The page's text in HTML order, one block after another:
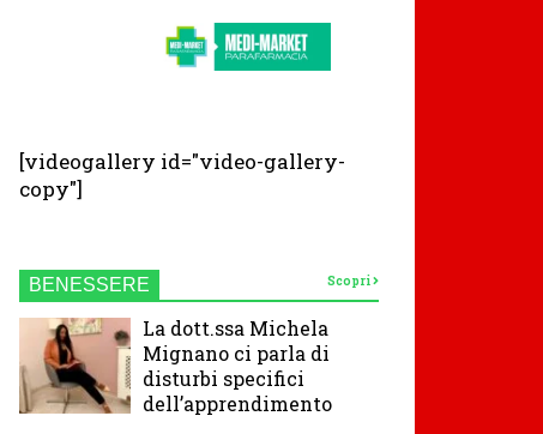
[videogallery id="video-gallery-
copy"]
BENESSERE Scopri
La dott.ssa Michela
Mignano ci parla di
disturbi specifici
dell’apprendimento